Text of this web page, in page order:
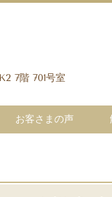
7階 701号室
お客さまの声